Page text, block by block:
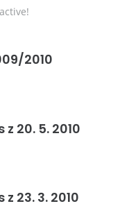
2010
20. 5. 2010
23. 3. 2010